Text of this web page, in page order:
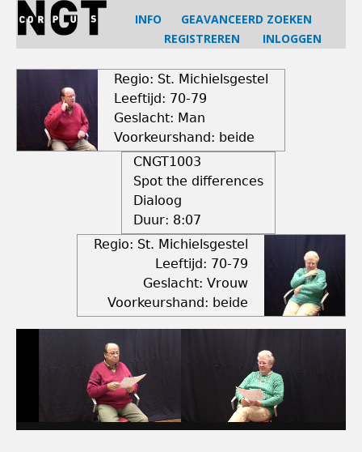
Jump
navigation
INFO
GEAVANCEERD ZOEKEN
REGISTREREN
INLOGGEN
Regio: St. Michielsgestel
Leeftijd: 70-79
Geslacht: Man
Voorkeurshand: beide
CNGT1003
Spot the differences
Dialoog
Duur: 8:07
Regio: St. Michielsgestel
Leeftijd: 70-79
Geslacht: Vrouw
Voorkeurshand: beide